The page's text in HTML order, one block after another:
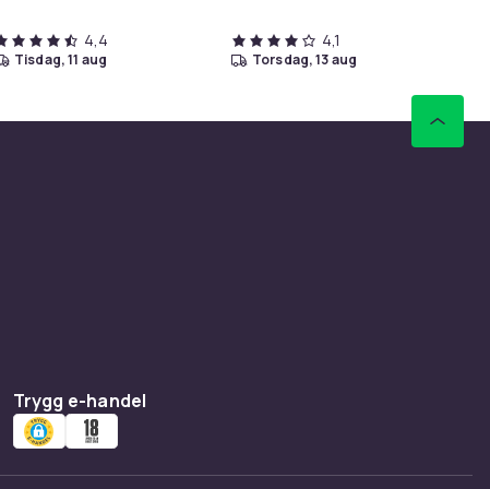
4,4
tisdag, 11 aug
4,1
torsdag, 13 aug
Trygg e-handel